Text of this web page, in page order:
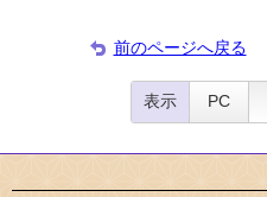
前のページへ戻る
表示 PC